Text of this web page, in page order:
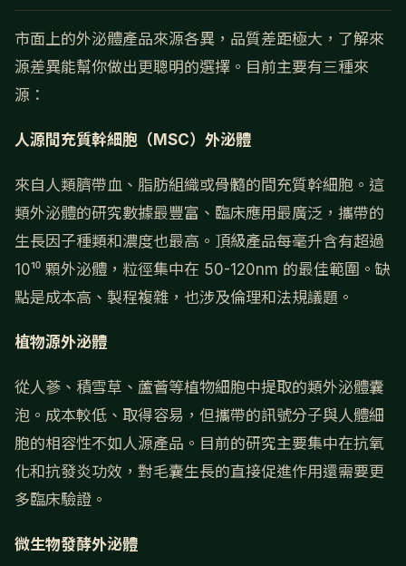
市面上的外泌體產品來源各異，品質差距極大，了解來
源差異能幫你做出更聰明的選擇。目前主要有三種來
源：
人源間充質幹細胞（MSC）外泌體
來自人類臍帶血、脂肪組織或骨髓的間充質幹細胞。這
類外泌體的研究數據最豐富、臨床應用最廣泛，攜帶的
生長因子種類和濃度也最高。頂級產品每毫升含有超過
10¹⁰ 顆外泌體，粒徑集中在 50-120nm 的最佳範圍。缺
點是成本高、製程複雜，也涉及倫理和法規議題。
植物源外泌體
從人蔘、積雪草、蘆薈等植物細胞中提取的類外泌體囊
泡。成本較低、取得容易，但攜帶的訊號分子與人體細
胞的相容性不如人源產品。目前的研究主要集中在抗氧
化和抗發炎功效，對毛囊生長的直接促進作用還需要更
多臨床驗證。
微生物發酵外泌體